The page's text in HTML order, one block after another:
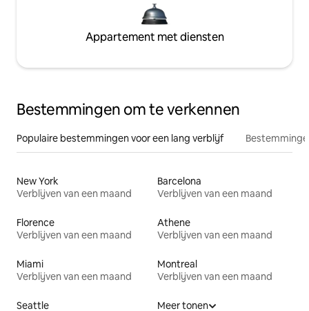
Appartement met diensten
Bestemmingen om te verkennen
Populaire bestemmingen voor een lang verblijf
New York
Verblijven van een maand
Barcelona
Verblijven van een maand
Florence
Verblijven van een maand
Athene
Verblijven van een maand
Miami
Verblijven van een maand
Montreal
Verblijven van een maand
Seattle Meer tonen